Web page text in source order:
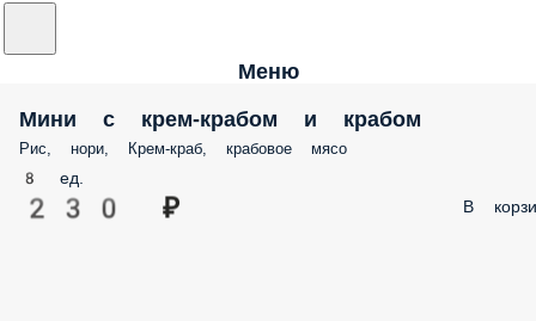
Меню
Мини с крем-крабом и крабом
Рис, нори, Крем-краб, крабовое мясо
8 ед.
230 ₽ В